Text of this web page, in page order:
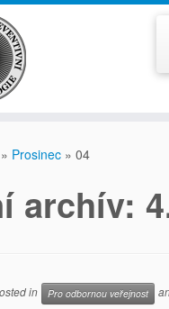
» Prosinec » 04
archí­v:
in Pro odbornou veřejnost